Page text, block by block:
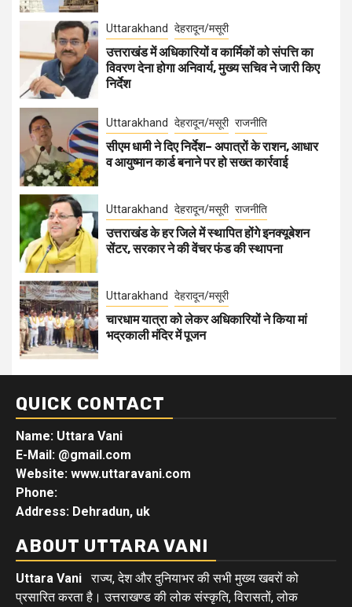
Uttarakhand देहरादून/मसूरी
उत्तराखंड में अधिकारियों व कार्मिकों को संपत्ति का
विवरण देना होगा अनिवार्य, मुख्य सचिव ने जारी किए
निर्देश
Uttarakhand देहरादून/मसूरी राजनीति
सीएम धामी ने दिए निर्देश– अपात्रों के राशन, आधार
व आयुष्मान कार्ड बनाने पर हो सख्त कार्रवाई
Uttarakhand देहरादून/मसूरी राजनीति
उत्तराखंड के हर जिले में स्थापित होंगे इनक्यूबेशन
सेंटर, सरकार ने की वेंचर फंड की स्थापना
Uttarakhand देहरादून/मसूरी
चारधाम यात्रा को लेकर अधिकारियों ने किया मां
भद्रकाली मंदिर में पूजन
QUICK CONTACT
Name: Uttara Vani
E-Mail: @gmail.com
Website: www.uttaravani.com
Phone:
Address: Dehradun, uk
ABOUT UTTARA VANI
Uttara Vani राज्य, देश और दुनियाभर की सभी मुख्य खबरों को
प्रसारित करता है। उत्तराखण्ड की लोक संस्कृति, विरासतों, लोक